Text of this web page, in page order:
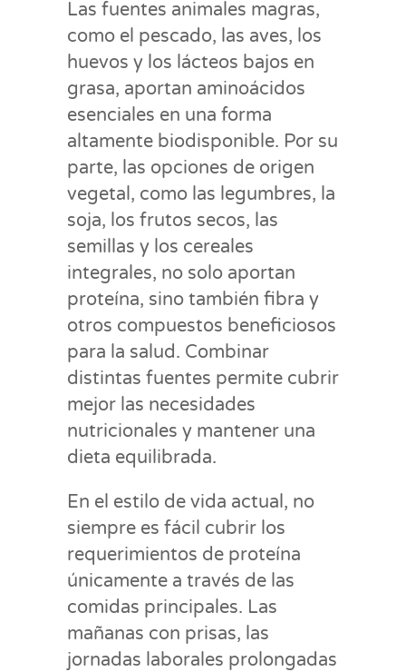
Las fuentes animales magras,
como el pescado, las aves, los
huevos y los lácteos bajos en
grasa, aportan aminoácidos
esenciales en una forma
altamente biodisponible. Por su
parte, las opciones de origen
vegetal, como las legumbres, la
soja, los frutos secos, las
semillas y los cereales
integrales, no solo aportan
proteína, sino también fibra y
otros compuestos beneficiosos
para la salud. Combinar
distintas fuentes permite cubrir
mejor las necesidades
nutricionales y mantener una
dieta equilibrada.
En el estilo de vida actual, no
siempre es fácil cubrir los
requerimientos de proteína
únicamente a través de las
comidas principales. Las
mañanas con prisas, las
jornadas laborales prolongadas